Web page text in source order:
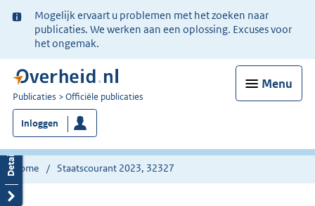
Ter
informatie:
Mogelijk ervaart u problemen met het zoeken naar
publicaties. We werken aan een oplossing. Excuses voor
het ongemak.
Menu
U
bent
nu
hier:
Publicaties Officiële publicaties
Inloggen
Home Staatscourant 2023, 32327